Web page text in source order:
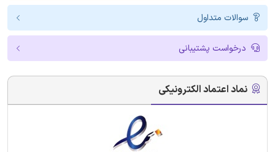
سوالات متداول
درخواست پشتیبانی
نماد اعتماد الکترونیکی